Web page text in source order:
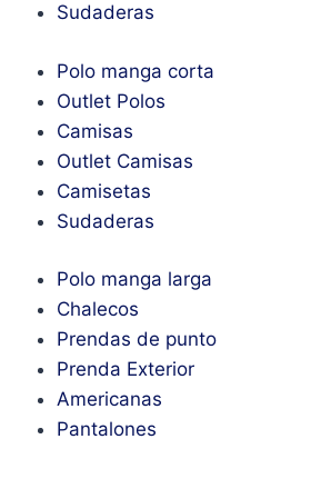
Sudaderas
Polo manga corta
Outlet Polos
Camisas
Outlet Camisas
Camisetas
Sudaderas
Polo manga larga
Chalecos
Prendas de punto
Prenda Exterior
Americanas
Pantalones